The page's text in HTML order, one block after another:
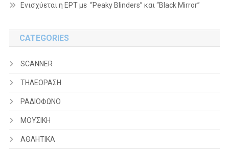
Ενισχύεται η ΕΡΤ με “Peaky Blinders” και “Black Mirror”
CATEGORIES
SCANNER
ΤΗΛΕΟΡΑΣΗ
ΡΑΔΙΟΦΩΝΟ
ΜΟΥΣΙΚΗ
ΑΘΛΗΤΙΚΑ